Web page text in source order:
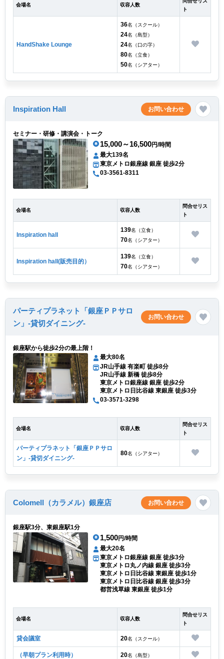
会場名 収容人数
ト
HandShake Lounge
36名（スクール）
24名（島型）
24名（口の字）
80名（立食）
50名（シアター）
Inspiration Hall お問い合わせ
セミナー・研修・講演会・トーク
15,000～16,500円/時間
最大139名
東京メトロ銀座線 銀座 徒歩2分
03-3561-8311
会場名 収容人数
問合せリス
ト
Inspiration hall
139名（立食）
70名（シアター）
Inspiration hall(販売目的）
139名（立食）
70名（シアター）
パーティプラネット「銀座ＰＰサロ
ン」-貸切ダイニング-
お問い合わせ
銀座駅から徒歩2分の最上階！
最大80名
JR山手線 有楽町 徒歩8分
JR山手線 新橋 徒歩8分
東京メトロ銀座線 銀座 徒歩2分
東京メトロ日比谷線 東銀座 徒歩3分
03-3571-3298
会場名 収容人数
問合せリス
ト
パーティプラネット「銀座ＰＰサロ
ン」-貸切ダイニング-
80名（シアター）
Colomell（カラメル）銀座店 お問い合わせ
銀座駅3分、東銀座駅1分
1,500円/時間
最大20名
東京メトロ銀座線 銀座 徒歩3分
東京メトロ丸ノ内線 銀座 徒歩3分
東京メトロ日比谷線 東銀座 徒歩1分
東京メトロ日比谷線 銀座 徒歩3分
都営浅草線 東銀座 徒歩1分
会場名 収容人数
問合せリス
ト
貸会議室 20名（スクール）
（早朝プラン利用時） 20名（島型）